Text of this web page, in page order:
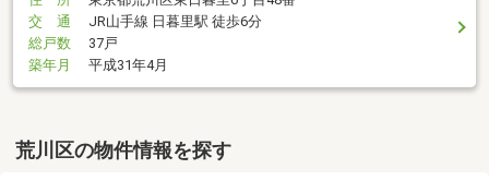
交 通
JR山手線 日暮里駅 徒歩6分
総戸数
37戸
築年月
平成31年4月
荒川区の物件情報を探す